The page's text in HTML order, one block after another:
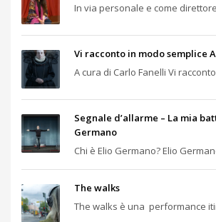
In via personale e come
Vi racconto in modo semplice
A cura di Carlo Fanelli Vi
Segnale d’allarme – La mia
Germano
Chi è Elio Germano? Elio
The walks
The walks è una performance